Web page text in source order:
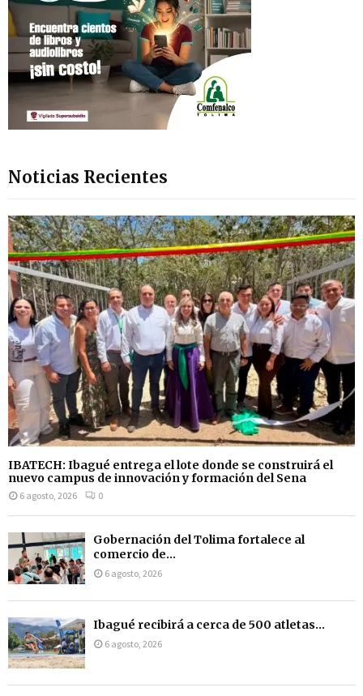
Noticias Recientes
IBATECH: Ibagué entrega el lote donde se construirá el
nuevo campus de innovación y formación del Sena
6 agosto, 2026 0
Gobernación del Tolima fortalece al
comercio de...
6 agosto, 2026
Ibagué recibirá a cerca de 500 atletas...
6 agosto, 2026